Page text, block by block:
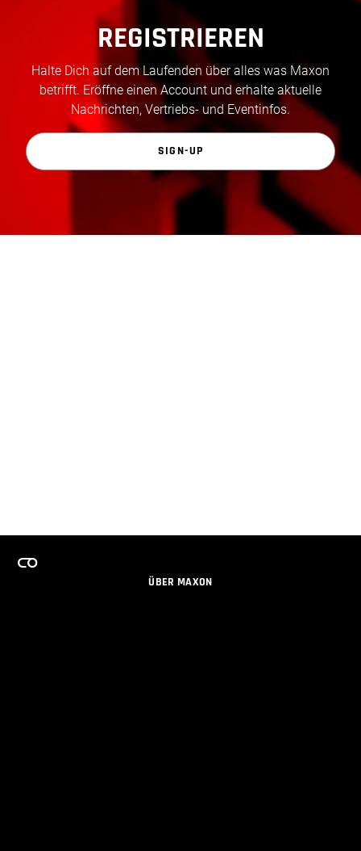
REGISTRIEREN
Halte Dich auf dem Laufenden über alles was Maxon
betrifft. Eröffne einen Account und erhalte aktuelle
Nachrichten, Vertriebs- und Eventinfos.
SIGN-UP
ÜBER MAXON